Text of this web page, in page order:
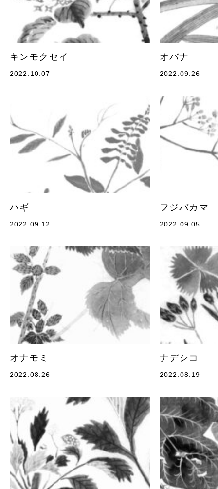
キンモクセイ
2022.10.07
オバナ
2022.09.26
ハギ
2022.09.12
フジバカマ
2022.09.05
オナモミ
2022.08.26
ナデシコ
2022.08.19